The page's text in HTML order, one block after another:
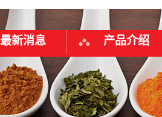
最新消息 产品介绍